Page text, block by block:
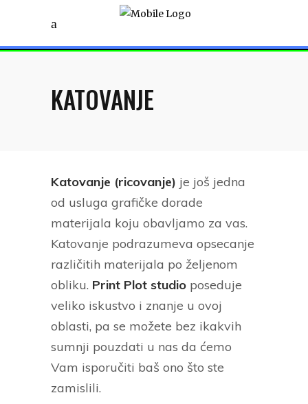
KATOVANJE
Katovanje (ricovanje) je još jedna
od usluga grafičke dorade
materijala koju obavljamo za vas.
Katovanje podrazumeva opsecanje
različitih materijala po željenom
obliku. Print Plot studio poseduje
veliko iskustvo i znanje u ovoj
oblasti, pa se možete bez ikakvih
sumnji pouzdati u nas da ćemo
Vam isporučiti baš ono što ste
zamislili.